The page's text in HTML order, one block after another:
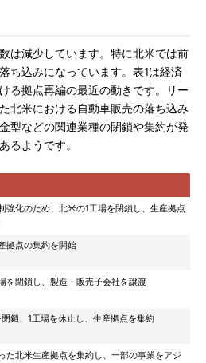
は減少しています。特に北米では前
ち込みになっています。表1は経済
る拠点再編の最近の動きです。リー
北米における自動車販売の落ち込み
型などの関連業種の閉鎖や集約が発
るようです。
強化のため、北米の1工場を閉鎖し、生産拠点
拠点の集約を開始
を閉鎖し、製造・販売子会社を譲渡
鎖、1工場を休止し、生産拠点を集約
た北米生産拠点を集約し、一部の事業をアジ